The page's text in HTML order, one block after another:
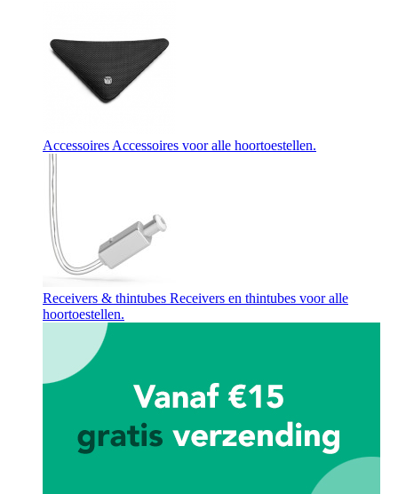
AccessoiresAccessoires voor alle hoortoestellen.
Receivers & thintubes Receivers en thintubes voor alle
hoortoestellen.